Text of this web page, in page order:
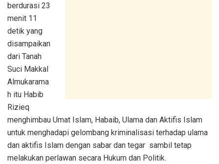
berdurasi 23
menit 11
detik yang
disampaikan
dari Tanah
Suci Makkal
Almukarama
h itu Habib
Rizieq
menghimbau Umat Islam, Habaib, Ulama dan Aktifis Islam
untuk menghadapi gelombang kriminalisasi terhadap ulama
dan aktifis Islam dengan sabar dan tegar sambil tetap
melakukan perlawan secara Hukum dan Politik.